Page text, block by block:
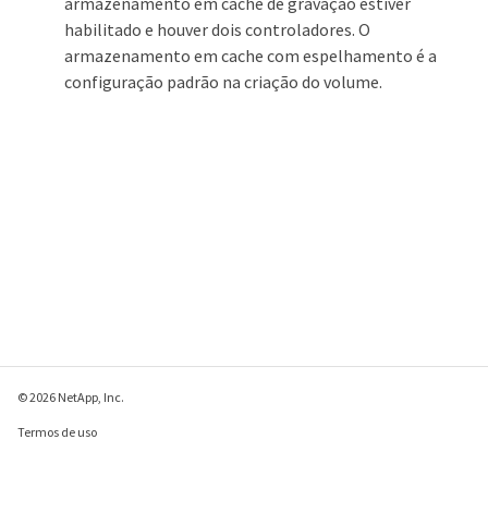
habilitado e houver dois controladores. O
armazenamento em cache com espelhamento é a
configuração padrão na criação do volume.
© 2026 NetApp, Inc.
Termos de uso